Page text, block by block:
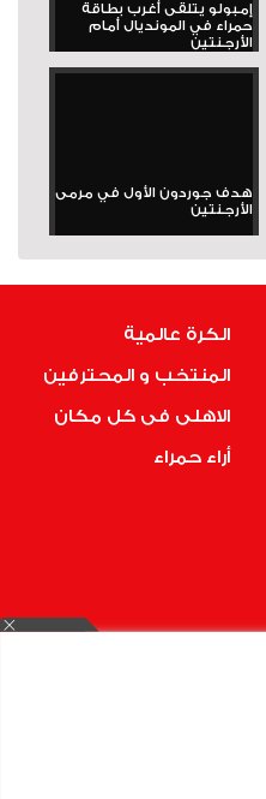
إمبولو يتلقى أغرب بطاقة
حمراء في المونديال أمام
الأرجنتين
هدف جوردون الأول في مرمى
الأرجنتين
الكرة عالمية
المنتخب و المحترفين
الاهلى فى كل مكان
أراء حمراء
متاح الأن